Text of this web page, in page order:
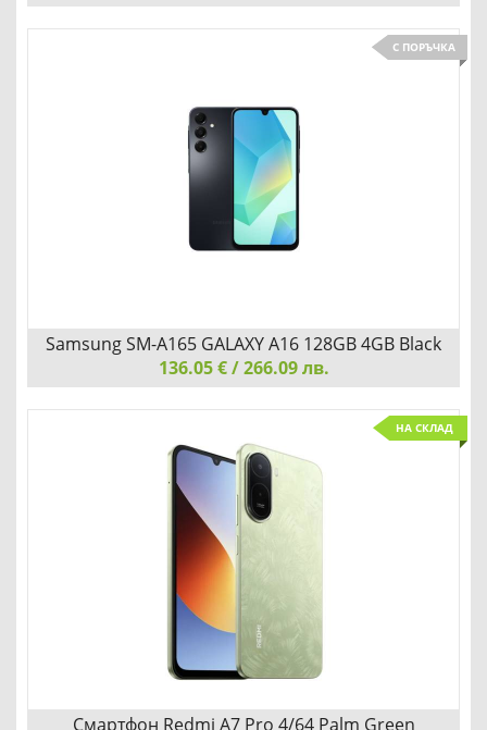
Samsung SM-A165 GALAXY A16 128GB 4GB GRAY
С ПОРЪЧКА
Samsung SM-A165 GALAXY A16 128GB 4GB Black
СВЕЖ ДИЗАЙН И ТЪНЪК КОРПУС
Samsung SM-A165 GALAXY A16 128GB 4GB Black
136.05 € / 266.09 лв.
НА СКЛАД
Смартфон Redmi A7 Pro 4/64 Palm Green